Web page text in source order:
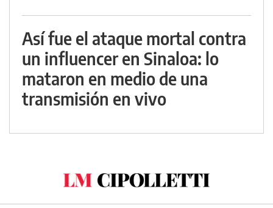
Así fue el ataque mortal contra
un influencer en Sinaloa: lo
mataron en medio de una
transmisión en vivo